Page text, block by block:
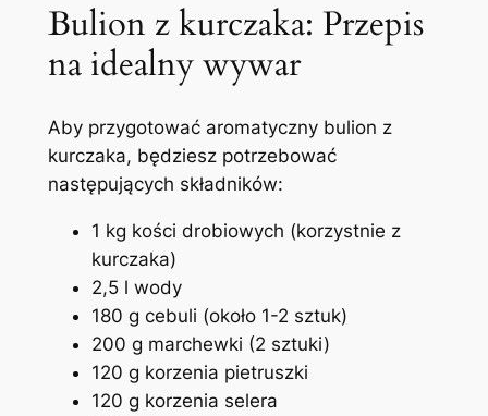
Bulion z kurczaka: Przepis
na idealny wywar
Aby przygotować aromatyczny bulion z
kurczaka, będziesz potrzebować
następujących składników:
1 kg kości drobiowych (korzystnie z
kurczaka)
2,5 l wody
180 g cebuli (około 1-2 sztuk)
200 g marchewki (2 sztuki)
120 g korzenia pietruszki
120 g korzenia selera